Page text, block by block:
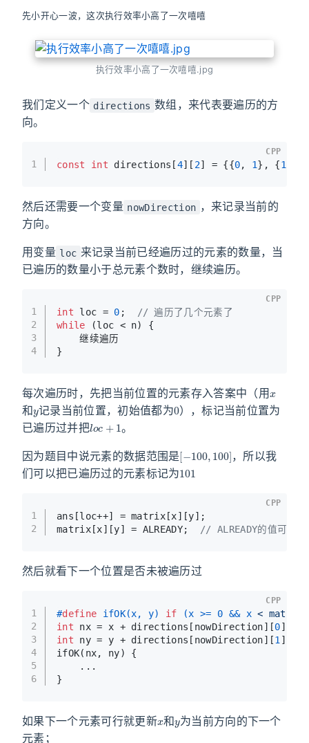
先小开心一波，这次执行效率小高了一次嘻嘻
执行效率小高了一次嘻嘻.jpg
我们定义一个 directions 数组，来代表要遍历的方
向。
1 const int directions[4][ 2] = {{0, 1}, {1
CPP
然后还需要一个变量 nowDirection ，来记录当前的
方向。
用变量 loc 来记录当前已经遍历过的元素的数量，当
已遍历的数量小于总元素个数时，继续遍历。
1
2
3
4
int loc = 0 ;
// 遍历了几个元素了
while (loc < n) {
    继续遍历
}
CPP
每次遍历时，先把当前位置的元素存入答案中（用
和
y
记录当前位置，初始值都为
0
），标记当前位置为
已遍历过并把
loc+ 1
。
因为题目中说元素的数据范围是
，所以我
们可以把已遍历过的元素标记为
101
1
2
ans[loc++] = matrix[x][y];
matrix[x][y] = ALREADY;
// ALREADY的值可以
CPP
然后就看下一个位置是否未被遍历过
1
2
3
4
5
6
#define ifOK(x, y) if (x >= 0 && x <
int nx = x + directions[nowDirection][0];
int ny = y + directions[nowDirection][1 ];
ifOK(nx, ny) {
    ...
}
CPP
如果下一个元素可行就更新 和 为当前方向的下一个
元素；